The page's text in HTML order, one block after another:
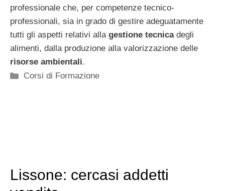
professionale che, per competenze tecnico-
professionali, sia in grado di gestire adeguatamente
tutti gli aspetti relativi alla gestione tecnicadegli
alimenti, dalla produzione alla valorizzazione delle
risorse ambientali.
Categorie
Corsi di Formazione
Lissone: cercasi addetti